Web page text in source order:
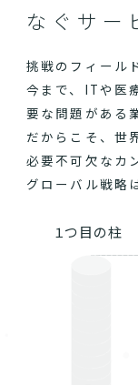
なぐサー
挑戦のフィール
今まで、ITや医
要な問題がある
だからこそ、世
必要不可欠なカ
グローバル戦略
１つ目の柱